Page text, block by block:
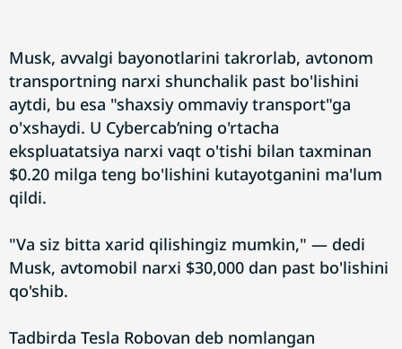
Musk, avvalgi bayonotlarini takrorlab, avtonom
transportning narxi shunchalik past bo'lishini
aytdi, bu esa "shaxsiy ommaviy transport"ga
o'xshaydi. U Cybercab’ning o'rtacha
ekspluatatsiya narxi vaqt o'tishi bilan taxminan
$0.20 milga teng bo'lishini kutayotganini ma'lum
qildi.
"Va siz bitta xarid qilishingiz mumkin," — dedi
Musk, avtomobil narxi $30,000 dan past bo'lishini
qo'shib.
Tadbirda Tesla Robovan deb nomlangan